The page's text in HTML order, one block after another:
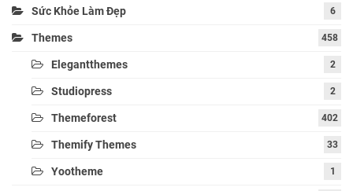
Sức Khỏe Làm Đẹp 6
Themes 458
Elegantthemes 2
Studiopress 2
Themeforest 402
Themify Themes 33
Yootheme 1